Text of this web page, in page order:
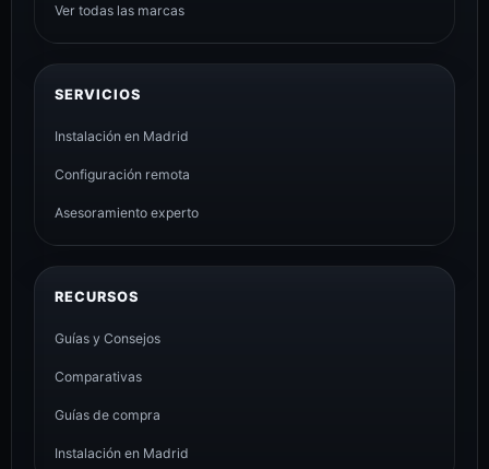
Ver todas las marcas
SERVICIOS
Instalación en Madrid
Configuración remota
Asesoramiento experto
RECURSOS
Guías y Consejos
Comparativas
Guías de compra
Instalación en Madrid